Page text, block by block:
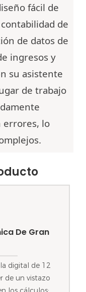
fácil de
de
de datos de
ingresos y
su asistente
de trabajo
errores, lo
De Gran
digital de 12
de un vistazo